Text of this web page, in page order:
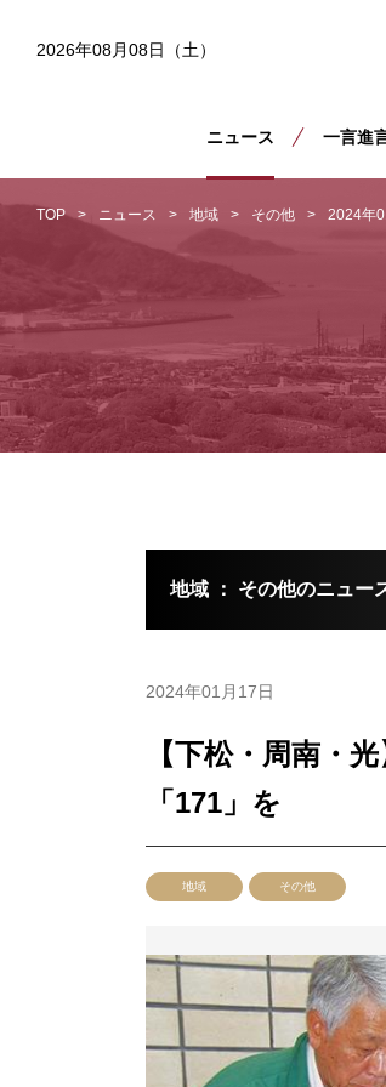
2026年08月08日（土）
ニュース 一言進
TOP ニュース 地域 その他 2024年
地域 ： その他のニュー
2024年01月17日
【下松・周南・
「171」を
地域 その他